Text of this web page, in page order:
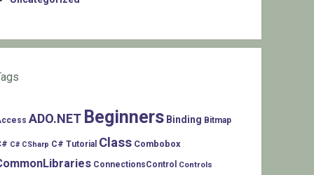
ADO.NET Beginners Binding Bitmap
C# CSharp C# Tutorial Class Combobox
ConnectionsControl Controls